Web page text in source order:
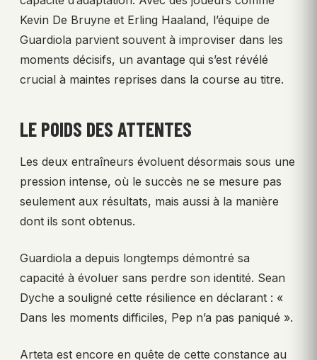
Kevin De Bruyne et Erling Haaland, l’équipe de
Guardiola parvient souvent à improviser dans les
moments décisifs, un avantage qui s’est révélé
crucial à maintes reprises dans la course au titre.
LE POIDS DES ATTENTES
Les deux entraîneurs évoluent désormais sous une
pression intense, où le succès ne se mesure pas
seulement aux résultats, mais aussi à la manière
dont ils sont obtenus.
Guardiola a depuis longtemps démontré sa
capacité à évoluer sans perdre son identité. Sean
Dyche a souligné cette résilience en déclarant : «
Dans les moments difficiles, Pep n’a pas paniqué ».
Arteta est encore en quête de cette constance au